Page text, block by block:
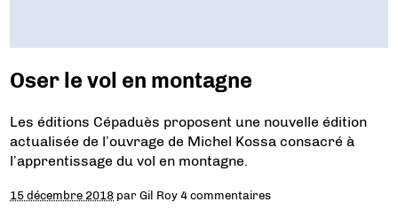
Oser le vol en montagne
Les éditions Cépaduès proposent une nouvelle édition
actualisée de l’ouvrage de Michel Kossa consacré à
l’apprentissage du vol en montagne.
15 décembre 2018 parGil Roy 4 commentaires